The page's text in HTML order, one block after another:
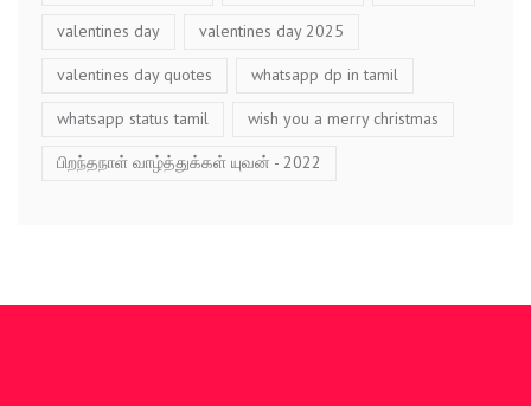
valentines day valentines day 2025
valentines day quotes whatsapp dp in tamil
whatsapp status tamil wish you a merry christmas
பிறந்தநாள் வாழ்த்துக்கள் யுவன் - 2022